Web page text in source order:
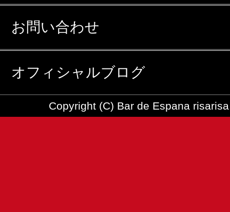
お問い合わせ
オフィシャルブログ
Copyright (C) Bar de Espana